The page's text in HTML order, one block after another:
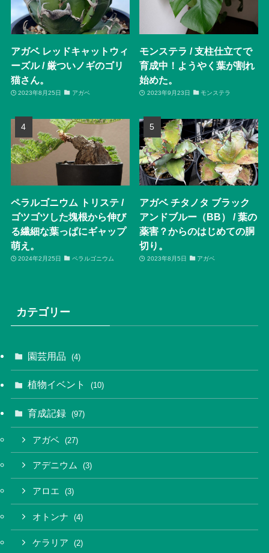
アガベ レッドキャットウィ
ーズル / 厳ついノギのゴリ
猫さん。
2023年8月25日 アガベ
モンステラ / 支柱仕立てで
育成中！ようやく葉が割れ
始めた。
2023年9月23日 モンステラ
ペラルゴニウム トリステ /
ゴツゴツした塊根から伸び
る繊細な葉っぱにギャップ
萌え。
2024年2月25日 ペラルゴニウム
アガベ チタノタ ブラック
アンドブルー（BB） / 葉の
薬害？からのはじめての胴
切り。
2023年8月5日 アガベ
カテゴリー
園芸用品 (4)
植物イベント (10)
育成記録 (97)
アガベ (27)
アデニウム (3)
アロエ (3)
オトンナ (4)
ケラリア (2)